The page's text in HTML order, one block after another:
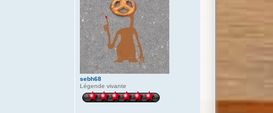
sebh68
Légende vivante